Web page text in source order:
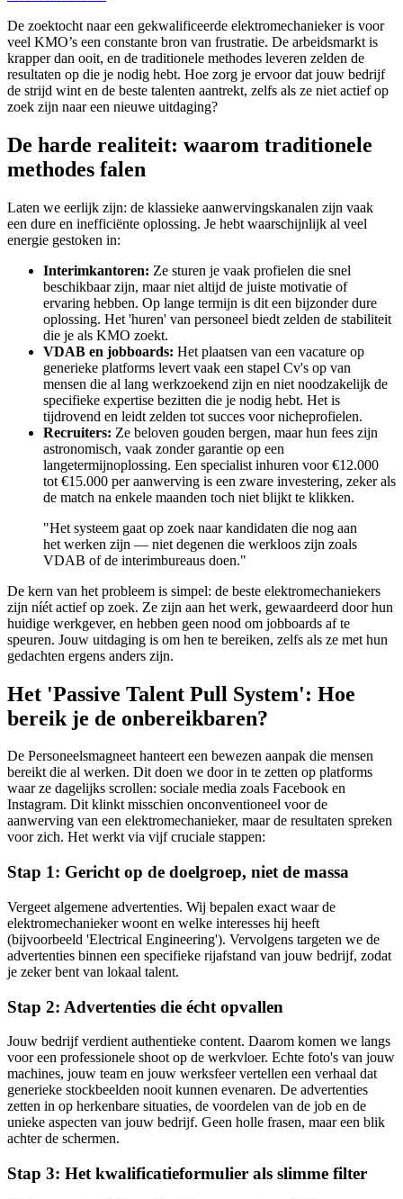
De zoektocht naar een gekwalificeerde elektromechanieker is voor
veel KMO’s een constante bron van frustratie. De arbeidsmarkt is
krapper dan ooit, en de traditionele methodes leveren zelden de
resultaten op die je nodig hebt. Hoe zorg je ervoor dat jouw bedrijf
de strijd wint en de beste talenten aantrekt, zelfs als ze niet actief op
zoek zijn naar een nieuwe uitdaging?
De harde realiteit: waarom traditionele
methodes falen
Laten we eerlijk zijn: de klassieke aanwervingskanalen zijn vaak
een dure en inefficiënte oplossing. Je hebt waarschijnlijk al veel
energie gestoken in:
Interimkantoren: Ze sturen je vaak profielen die snel
beschikbaar zijn, maar niet altijd de juiste motivatie of
ervaring hebben. Op lange termijn is dit een bijzonder dure
oplossing. Het 'huren' van personeel biedt zelden de stabiliteit
die je als KMO zoekt.
VDAB en jobboards: Het plaatsen van een vacature op
generieke platforms levert vaak een stapel Cv's op van
mensen die al lang werkzoekend zijn en niet noodzakelijk de
specifieke expertise bezitten die je nodig hebt. Het is
tijdrovend en leidt zelden tot succes voor nicheprofielen.
Recruiters: Ze beloven gouden bergen, maar hun fees zijn
astronomisch, vaak zonder garantie op een
langetermijnoplossing. Een specialist inhuren voor €12.000
tot €15.000 per aanwerving is een zware investering, zeker als
de match na enkele maanden toch niet blijkt te klikken.
"Het systeem gaat op zoek naar kandidaten die nog aan
het werken zijn — niet degenen die werkloos zijn zoals
VDAB of de interimbureaus doen."
De kern van het probleem is simpel: de beste elektromechaniekers
zijn níét actief op zoek. Ze zijn aan het werk, gewaardeerd door hun
huidige werkgever, en hebben geen nood om jobboards af te
speuren. Jouw uitdaging is om hen te bereiken, zelfs als ze met hun
gedachten ergens anders zijn.
Het 'Passive Talent Pull System': Hoe
bereik je de onbereikbaren?
De Personeelsmagneet hanteert een bewezen aanpak die mensen
bereikt die al werken. Dit doen we door in te zetten op platforms
waar ze dagelijks scrollen: sociale media zoals Facebook en
Instagram. Dit klinkt misschien onconventioneel voor de
aanwerving van een elektromechanieker, maar de resultaten spreken
voor zich. Het werkt via vijf cruciale stappen:
Stap 1: Gericht op de doelgroep, niet de massa
Vergeet algemene advertenties. Wij bepalen exact waar de
elektromechanieker woont en welke interesses hij heeft
(bijvoorbeeld 'Electrical Engineering'). Vervolgens targeten we de
advertenties binnen een specifieke rijafstand van jouw bedrijf, zodat
je zeker bent van lokaal talent.
Stap 2: Advertenties die écht opvallen
Jouw bedrijf verdient authentieke content. Daarom komen we langs
voor een professionele shoot op de werkvloer. Echte foto's van jouw
machines, jouw team en jouw werksfeer vertellen een verhaal dat
generieke stockbeelden nooit kunnen evenaren. De advertenties
zetten in op herkenbare situaties, de voordelen van de job en de
unieke aspecten van jouw bedrijf. Geen holle frasen, maar een blik
achter de schermen.
Stap 3: Het kwalificatieformulier als slimme filter